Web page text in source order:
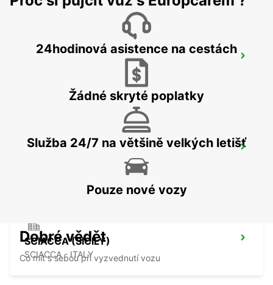
MALTA INTERNATIONAL AIRPORT
CEFALÙ (SICILY)
SCIACCA (SICILY)
SCIACCA - ITALY
24hodinová asistence na cestách
Žádné skryté poplatky
Služba 24/7 na většině velkých letišť
Pouze nové vozy
Dobré vědět
Co mít s sebou při vyzvednutí vozu